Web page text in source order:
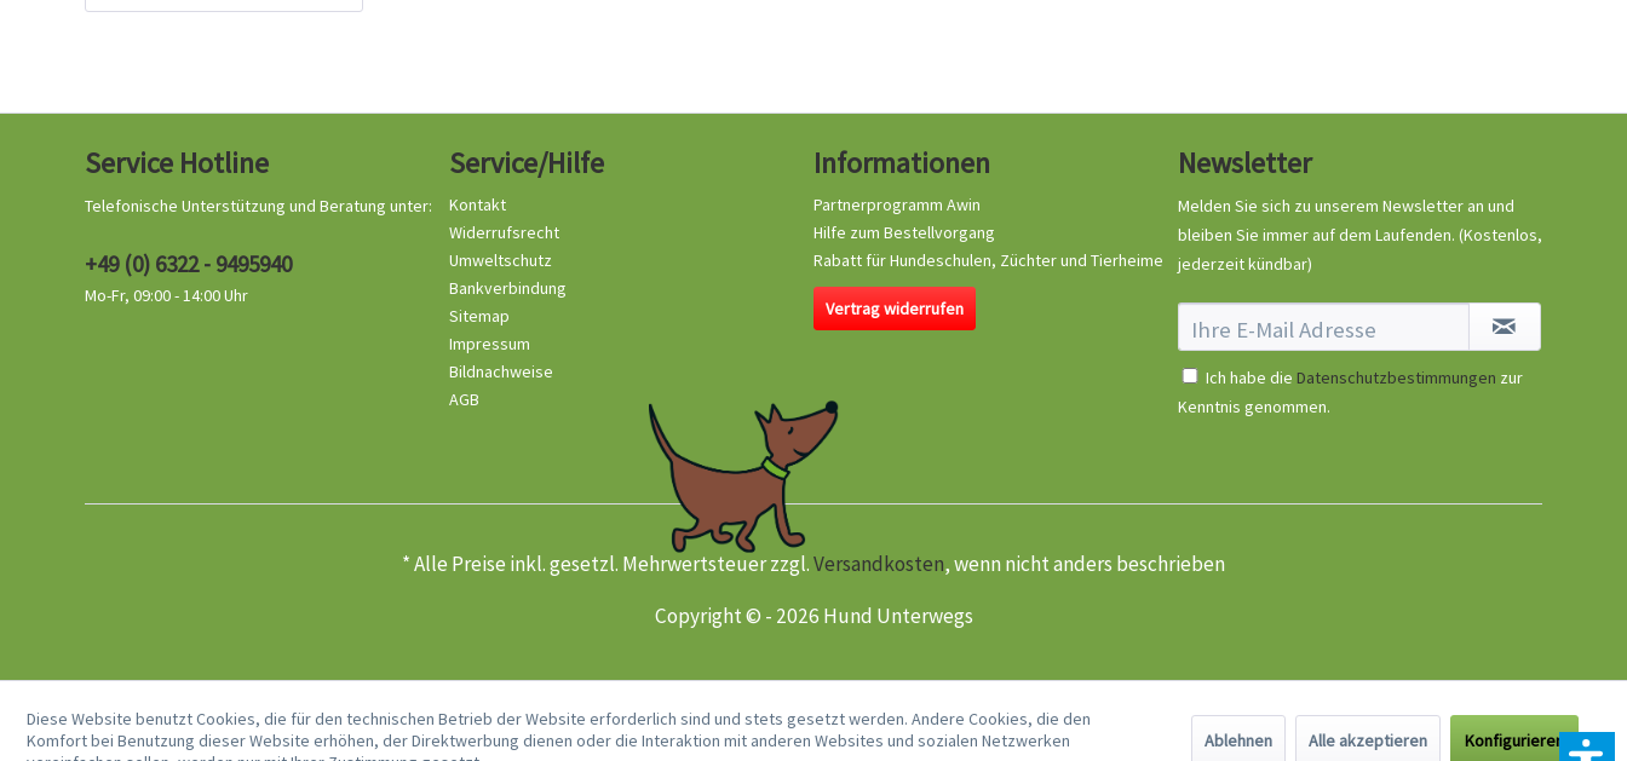
Service Hotline
Telefonische Unterstützung und Beratung unter:
+49 (0) 6322 - 9495940
Mo-Fr, 09:00 - 14:00 Uhr
Service/Hilfe
Kontakt
Widerrufsrecht
Umweltschutz
Bankverbindung
Sitemap
Impressum
Bildnachweise
AGB
Informationen
Partnerprogramm Awin
Hilfe zum Bestellvorgang
Rabatt für Hundeschulen, Züchter und Tierheime
Vertrag widerrufen
Newsletter
Melden Sie sich zu unserem Newsletter an und
bleiben Sie immer auf dem Laufenden. (Kostenlos,
jederzeit kündbar)
Ich habe die Datenschutzbestimmungen zur
Kenntnis genommen.
* Alle Preise inkl. gesetzl. Mehrwertsteuer zzgl.Versandkosten, wenn nicht anders beschrieben
Copyright © - 2026 Hund Unterwegs
Diese Website benutzt Cookies, die für den technischen Betrieb der Website erforderlich sind und stets gesetzt werden. Andere Cookies, die den
Komfort bei Benutzung dieser Website erhöhen, der Direktwerbung dienen oder die Interaktion mit anderen Websites und sozialen Netzwerken
Ablehnen Alle akzeptieren Konfigurieren